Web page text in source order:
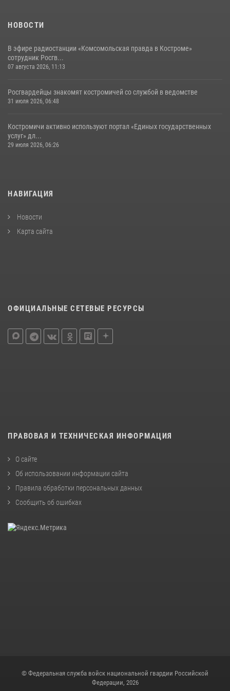
НОВОСТИ
В эфире радиостанции «Комсомольская правда в Костроме»
сотрудник Росгв...
07 августа 2026, 11:13
Росгвардейцы знакомят костромичей со службой в ведомстве
31 июля 2026, 06:48
Костромичи активно используют портал «Единых государственных
услуг» дл...
29 июля 2026, 06:26
НАВИГАЦИЯ
Новости
Карта сайта
ОФИЦИАЛЬНЫЕ СЕТЕВЫЕ РЕСУРСЫ
ПРАВОВАЯ И ТЕХНИЧЕСКАЯ ИНФОРМАЦИЯ
О сайте
Об использовании информации сайта
Правила обработки персональных данных
Сообщить об ошибках
© Федеральная служба войск национальной гвардии Российской
Федерации, 2026